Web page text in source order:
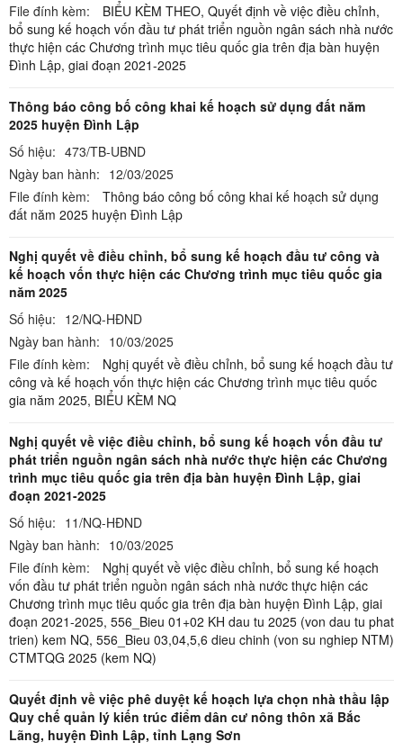
File đính kèm:
BIỂU KÈM THEO, Quyết định về việc điều chỉnh,
bổ sung kế hoạch vốn đầu tư phát triển nguồn ngân sách nhà nước
thực hiện các Chương trình mục tiêu quốc gia trên địa bàn huyện
Đình Lập, giai đoạn 2021-2025
Thông báo công bố công khai kế hoạch sử dụng đất năm
2025 huyện Đình Lập
Số hiệu: 473/TB-UBND
Ngày ban hành: 12/03/2025
File đính kèm:
Thông báo công bố công khai kế hoạch sử dụng
đất năm 2025 huyện Đình Lập
Nghị quyết về điều chỉnh, bổ sung kế hoạch đầu tư công và
kế hoạch vốn thực hiện các Chương trình mục tiêu quốc gia
năm 2025
Số hiệu: 12/NQ-HĐND
Ngày ban hành: 10/03/2025
File đính kèm:
Nghị quyết về điều chỉnh, bổ sung kế hoạch đầu tư
công và kế hoạch vốn thực hiện các Chương trình mục tiêu quốc
gia năm 2025, BIỂU KÈM NQ
Nghị quyết về việc điều chỉnh, bổ sung kế hoạch vốn đầu tư
phát triển nguồn ngân sách nhà nước thực hiện các Chương
trình mục tiêu quốc gia trên địa bàn huyện Đình Lập, giai
đoạn 2021-2025
Số hiệu: 11/NQ-HĐND
Ngày ban hành: 10/03/2025
File đính kèm:
Nghị quyết về việc điều chỉnh, bổ sung kế hoạch
vốn đầu tư phát triển nguồn ngân sách nhà nước thực hiện các
Chương trình mục tiêu quốc gia trên địa bàn huyện Đình Lập, giai
đoạn 2021-2025, 556_Bieu 01+02 KH dau tu 2025 (von dau tu phat
trien) kem NQ, 556_Bieu 03,04,5,6 dieu chinh (von su nghiep NTM)
CTMTQG 2025 (kem NQ)
Quyết định về việc phê duyệt kế hoạch lựa chọn nhà thầu lập
Quy chế quản lý kiến trúc điểm dân cư nông thôn xã Bắc
Lãng, huyện Đình Lập, tỉnh Lạng Sơn